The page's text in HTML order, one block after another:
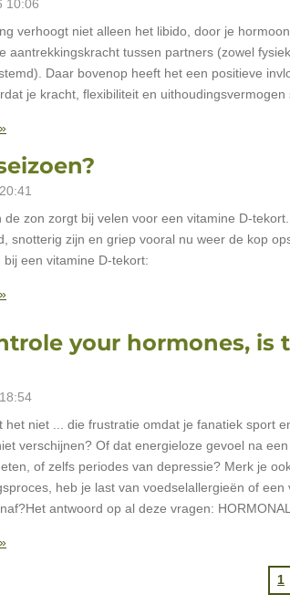
10:06
verhoogt niet alleen het libido, door je
aantrekkingskracht tussen partners (zowel
Daar bovenop heeft het een positieve
je kracht, flexibiliteit en uithoudingsvermogen
20:41
de zon zorgt bij velen voor een vitamine D-
snotterig zijn en griep vooral nu weer de kop
bij een vitamine D-tekort:
your hormones, is
18:54
het niet ... die frustratie omdat je fanatiek sport
verschijnen? Of dat energieloze gevoel na
of zelfs periodes van depressie? Merk je
heb je last van voedselallergieën of
antwoord op al deze vragen:
1